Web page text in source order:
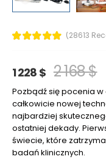
(28613
1 228 $ 2 168 $
Pozbądź się pocenia
całkowicie nowej
najbardziej
ostatniej dekady.
świecie, które
badań klinicznych.